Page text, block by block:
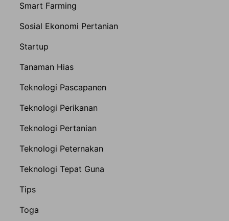
Smart Farming
Sosial Ekonomi Pertanian
Startup
Tanaman Hias
Teknologi Pascapanen
Teknologi Perikanan
Teknologi Pertanian
Teknologi Peternakan
Teknologi Tepat Guna
Tips
Toga